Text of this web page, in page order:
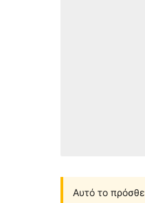
Αυτό το